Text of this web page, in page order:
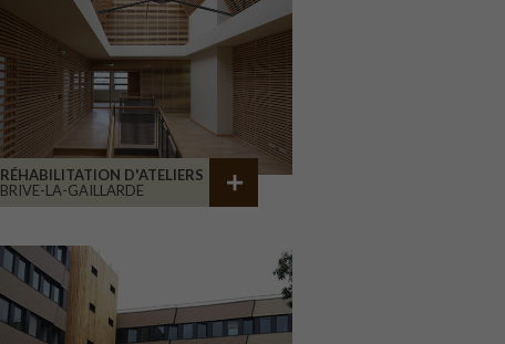
RÉHABILITATION D'ATELIERS
BRIVE-LA-GAILLARDE